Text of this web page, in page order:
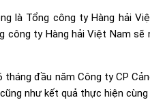
là Tổng công ty Hàng hải
công ty Hàng hải Việt Nam
tháng đầu năm Công ty CP
như kết quả thực hiện cùng